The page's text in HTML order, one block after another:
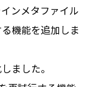
ンメタファイル
機能を追加しま
ました。